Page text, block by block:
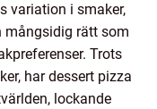
variation i smaker,
mångsidig rätt som
Trots
har dessert pizza
lockande